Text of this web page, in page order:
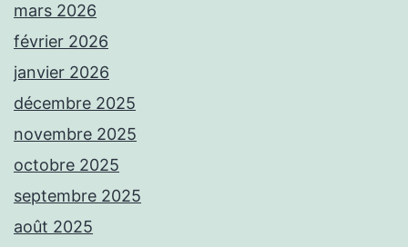
mars 2026
février 2026
janvier 2026
décembre 2025
novembre 2025
octobre 2025
septembre 2025
août 2025